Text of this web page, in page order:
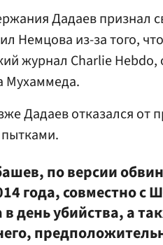
Дадаев признал
Немцова из-за того,
журнал Charlie
Мухаммеда.
Дадаев отказался от
по версии
года, совместно
день убийства, а